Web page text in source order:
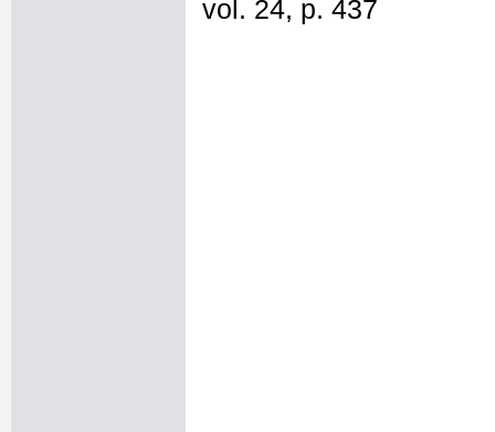
vol. 24, p. 437